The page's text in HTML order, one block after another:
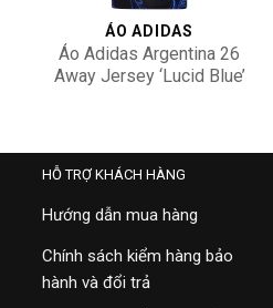
ÁO ADIDAS
Áo Adidas Argentina 26
Away Jersey ‘Lucid Blue’
HỖ TRỢ KHÁCH HÀNG
Hướng dẫn mua hàng
Chính sách kiểm hàng bảo
hành và đổi trả